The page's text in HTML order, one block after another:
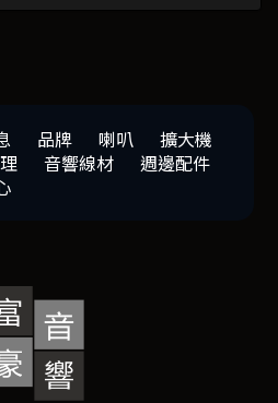
品牌 喇叭
擴大機
音響線材
週邊配件